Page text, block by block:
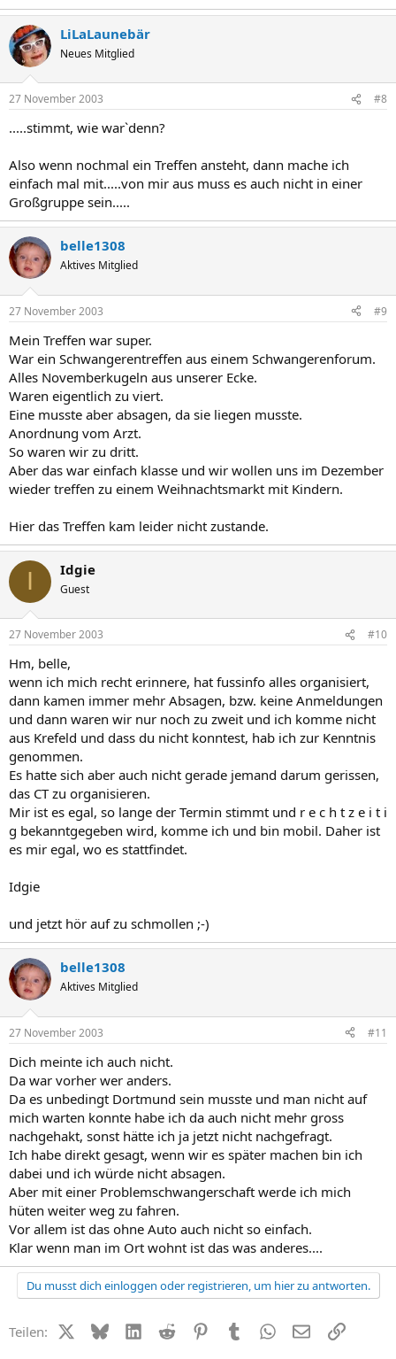
LiLaLaunebär
Neues Mitglied
27 November 2003 #8
.....stimmt, wie war`denn?
Also wenn nochmal ein Treffen ansteht, dann mache ich
einfach mal mit.....von mir aus muss es auch nicht in einer
Großgruppe sein.....
belle1308
Aktives Mitglied
27 November 2003 #9
Mein Treffen war super.
War ein Schwangerentreffen aus einem Schwangerenforum.
Alles Novemberkugeln aus unserer Ecke.
Waren eigentlich zu viert.
Eine musste aber absagen, da sie liegen musste.
Anordnung vom Arzt.
So waren wir zu dritt.
Aber das war einfach klasse und wir wollen uns im Dezember
wieder treffen zu einem Weihnachtsmarkt mit Kindern.
Hier das Treffen kam leider nicht zustande.
I Idgie
Guest
27 November 2003 #10
Hm, belle,
wenn ich mich recht erinnere, hat fussinfo alles organisiert,
dann kamen immer mehr Absagen, bzw. keine Anmeldungen
und dann waren wir nur noch zu zweit und ich komme nicht
aus Krefeld und dass du nicht konntest, hab ich zur Kenntnis
genommen.
Es hatte sich aber auch nicht gerade jemand darum gerissen,
das CT zu organisieren.
Mir ist es egal, so lange der Termin stimmt und r e c h t z e i t i
g bekanntgegeben wird, komme ich und bin mobil. Daher ist
es mir egal, wo es stattfindet.
Idgie
und jetzt hör auf zu schmollen ;-)
belle1308
Aktives Mitglied
27 November 2003 #11
Dich meinte ich auch nicht.
Da war vorher wer anders.
Da es unbedingt Dortmund sein musste und man nicht auf
mich warten konnte habe ich da auch nicht mehr gross
nachgehakt, sonst hätte ich ja jetzt nicht nachgefragt.
Ich habe direkt gesagt, wenn wir es später machen bin ich
dabei und ich würde nicht absagen.
Aber mit einer Problemschwangerschaft werde ich mich
hüten weiter weg zu fahren.
Vor allem ist das ohne Auto auch nicht so einfach.
Klar wenn man im Ort wohnt ist das was anderes....
Du musst dich einloggen oder registrieren, um hier zu antworten.
Teilen: X (Twitter)
BlueskyLinkedIn
Reddit PinterestTumblr WhatsApp
E-MailLink